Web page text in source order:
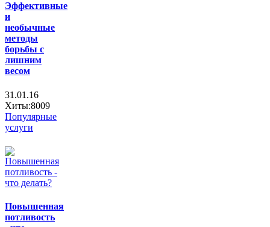
Эффективные
и
необычные
методы
борьбы с
лишним
весом
31.01.16
Хиты:8009
Популярные
услуги
Повышенная
потливость